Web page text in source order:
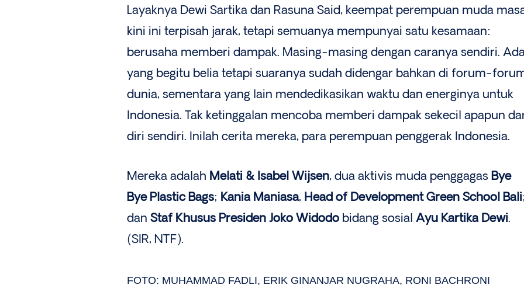
Layaknya Dewi Sartika dan Rasuna Said, keempat perempuan muda
kini ini terpisah jarak, tetapi semuanya mempunyai satu kesamaan:
berusaha memberi dampak. Masing-masing dengan caranya sendiri.
yang begitu belia tetapi suaranya sudah didengar bahkan di forum-
dunia, sementara yang lain mendedikasikan waktu dan energinya untuk
Indonesia. Tak ketinggalan mencoba memberi dampak sekecil apapun
diri sendiri. Inilah cerita mereka, para perempuan penggerak Indonesia.
Mereka adalah Melati & Isabel Wijsen, dua aktivis muda penggagas Bye
Bye Plastic Bags; Kania Maniasa, Head of Development Green School Bali
dan Staf Khusus Presiden Joko Widodo bidang sosial Ayu Kartika Dewi.
(SIR, NTF).
FOTO: MUHAMMAD FADLI, ERIK GINANJAR NUGRAHA, RONI BACHRONI